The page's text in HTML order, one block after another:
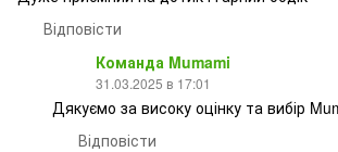
Відповісти
Команда Mumami
31.03.2025 в 17:01
Дякуємо за високу оцінку та вибір
Відповісти